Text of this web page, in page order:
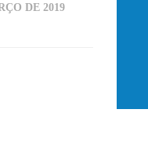
DE 2019